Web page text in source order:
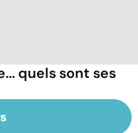
quels sont ses